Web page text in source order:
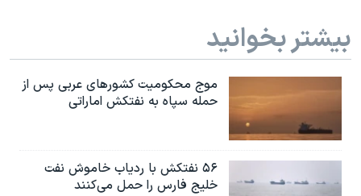
بیشتر بخوانید
موج محکومیت کشورهای عربی پس از
حمله سپاه به نفتکش اماراتی
۵۶ نفتکش با ردیاب خاموش نفت
خلیج فارس را حمل می‌کنند